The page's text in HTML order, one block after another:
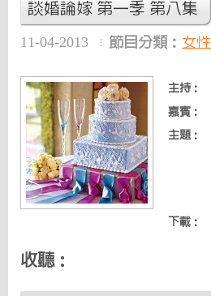
談婚論嫁 第一季 第八集
11-04-2013 節目分類： 女性
主持：
嘉賓：
主題：
下載：
收聽：